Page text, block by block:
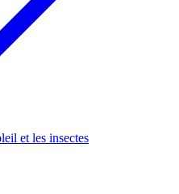
et les insectes